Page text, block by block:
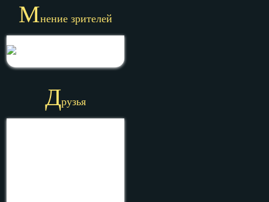
Мнение зрителей
Друзья